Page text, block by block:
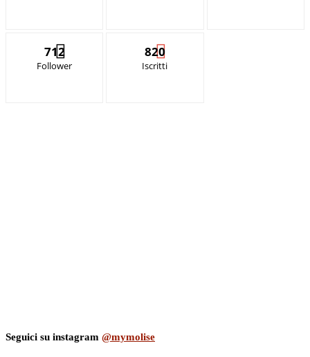
712
Follower
820
Iscritti
Seguici su instagram @mymolise